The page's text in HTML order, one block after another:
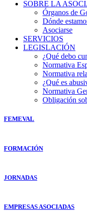
SOBRE LA
Órganos de
Dónde
Asociarse
SERVICIOS
LEGISLACIÓN
¿Qué debo
Normativa
Normativa
¿Qué es
Normativa
Obligación
FEMEVAL
FORMACIÓN
JORNADAS
EMPRESAS ASOCIADAS